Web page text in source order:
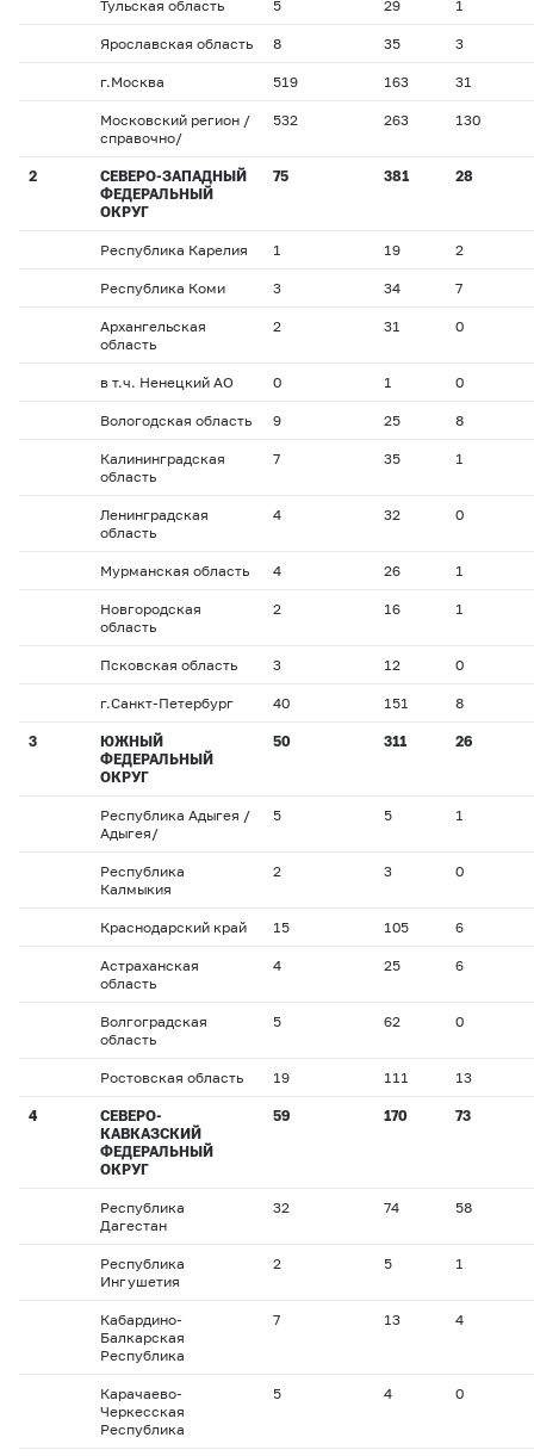
Тульская область 5 29 1
Ярославская область 8 35 3
г.Москва 519 163 31
Московский регион /
справочно/
532 263 130
2
СЕВЕРО-ЗАПАДНЫЙ
ФЕДЕРАЛЬНЫЙ
ОКРУГ
75 381 28
Республика Карелия 1 19 2
Республика Коми 3 34 7
Архангельская
область
2 31 0
в т.ч. Ненецкий АО 0 1 0
Вологодская область 9 25 8
Калининградская
область
7 35 1
Ленинградская
область
4 32 0
Мурманская область 4 26 1
Новгородская
область
2 16 1
Псковская область 3 12 0
г.Санкт-Петербург 40 151 8
3
ЮЖНЫЙ
ФЕДЕРАЛЬНЫЙ
ОКРУГ
50 311 26
Республика Адыгея /
Адыгея/
5 5 1
Республика
Калмыкия
2 3 0
Краснодарский край 15 105 6
Астраханская
область
4 25 6
Волгоградская
область
5 62 0
Ростовская область 19 111 13
4
СЕВЕРО-
КАВКАЗСКИЙ
ФЕДЕРАЛЬНЫЙ
ОКРУГ
59 170 73
Республика
Дагестан
32 74 58
Республика
Ингушетия
2 5 1
Кабардино-
Балкарская
Республика
7 13 4
Карачаево-
Черкесская
Республика
5 4 0